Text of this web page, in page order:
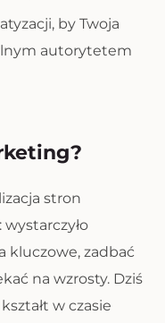
by Twoja
autorytetem
stron
wystarczyło
kluczowe, zadbać
na wzrosty. Dziś
w czasie